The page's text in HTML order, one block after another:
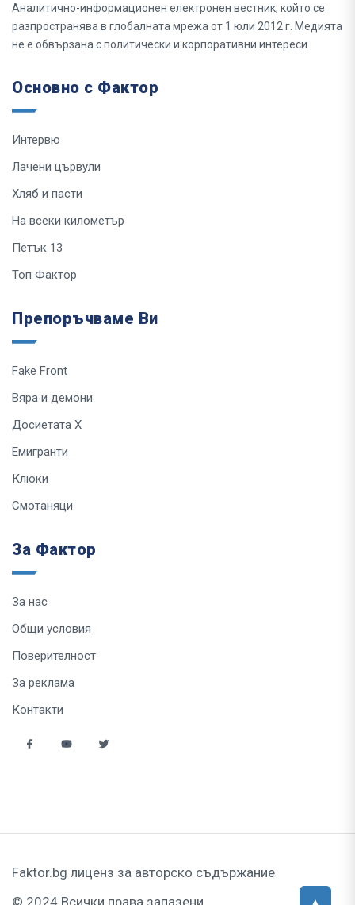
Аналитично-информационен електронен вестник, който се
разпространява в глобалната мрежа от 1 юли 2012 г. Медията
не е обвързана с политически и корпоративни интереси.
Основно с Фактор
Интервю
Лачени цървули
Хляб и пасти
На всеки километър
Петък 13
Топ Фактор
Препоръчваме Ви
Fake Front
Вяра и демони
Досиетата Х
Емигранти
Клюки
Смотаняци
За Фактор
За нас
Общи условия
Поверителност
За реклама
Контакти
Faktor.bg лиценз за авторско съдържание
© 2024 Всички права запазени